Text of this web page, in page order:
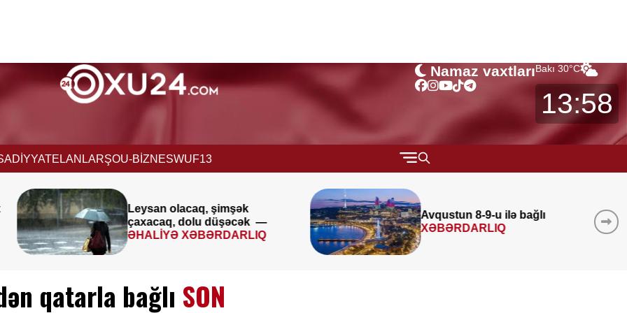
Namaz vaxtlarıBakı 30°C
13:58
ELANLARŞOU-BİZNESWUF13
MÜSAHİBƏ
MARAQLI
—
Avqustun 8-9-u ilə bağlı
XƏBƏRDARLIQ
Azad edilmiş ərazilərində 340
layihə icra edilib
qatarla bağlı SON